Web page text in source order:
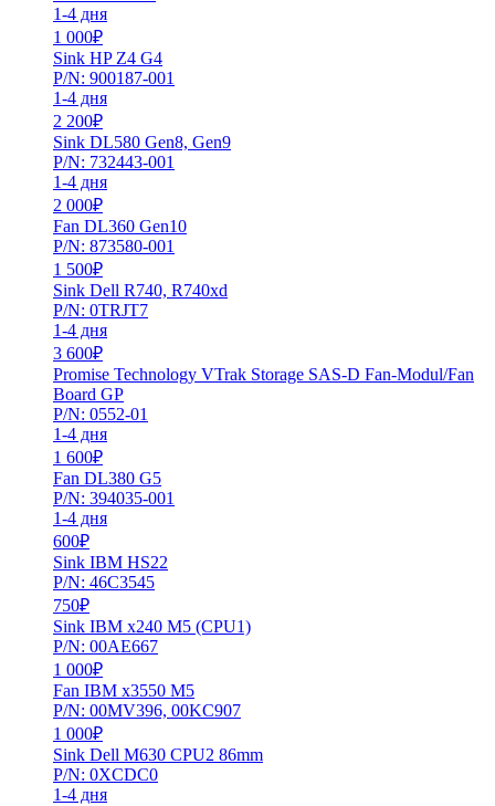
1-4 дня
1 000₽
Sink HP Z4 G4
P/N: 900187-001
1-4 дня
2 200₽
Sink DL580 Gen8, Gen9
P/N: 732443-001
1-4 дня
2 000₽
Fan DL360 Gen10
P/N: 873580-001
1 500₽
Sink Dell R740, R740xd
P/N: 0TRJT7
1-4 дня
3 600₽
Promise Technology VTrak Storage SAS-D Fan-Modul/Fan
Board GP
P/N: 0552-01
1-4 дня
1 600₽
Fan DL380 G5
P/N: 394035-001
1-4 дня
600₽
Sink IBM HS22
P/N: 46C3545
750₽
Sink IBM x240 M5 (CPU1)
P/N: 00AE667
1 000₽
Fan IBM x3550 M5
P/N: 00MV396, 00KC907
1 000₽
Sink Dell M630 CPU2 86mm
P/N: 0XCDC0
1-4 дня